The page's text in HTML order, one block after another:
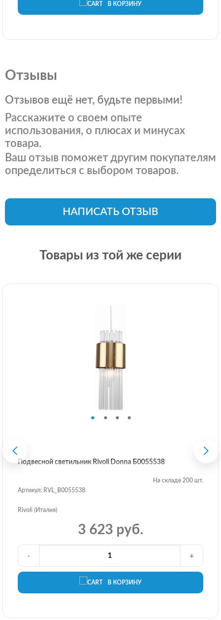
В КОРЗИНУ
Отзывы
Отзывов ещё нет, будьте первыми!
Расскажите о своем опыте
использования, о плюсах и минусах
товара.
Ваш отзыв поможет другим покупателям
определиться с выбором товаров.
НАПИСАТЬ ОТЗЫВ
Товары из той же серии
Подвесной светильник Rivoli Donna Б0055538
На складе 200 шт.
Артикул: RVL_B0055538
Rivoli (Италия)
3 623 руб.
В КОРЗИНУ
- +